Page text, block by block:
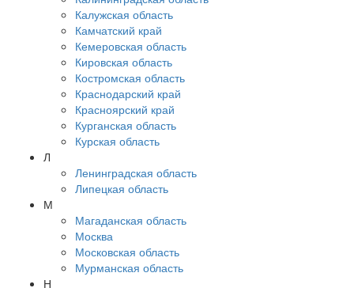
Калужская область
Камчатский край
Кемеровская область
Кировская область
Костромская область
Краснодарский край
Красноярский край
Курганская область
Курская область
Л
Ленинградская область
Липецкая область
М
Магаданская область
Москва
Московская область
Мурманская область
Н